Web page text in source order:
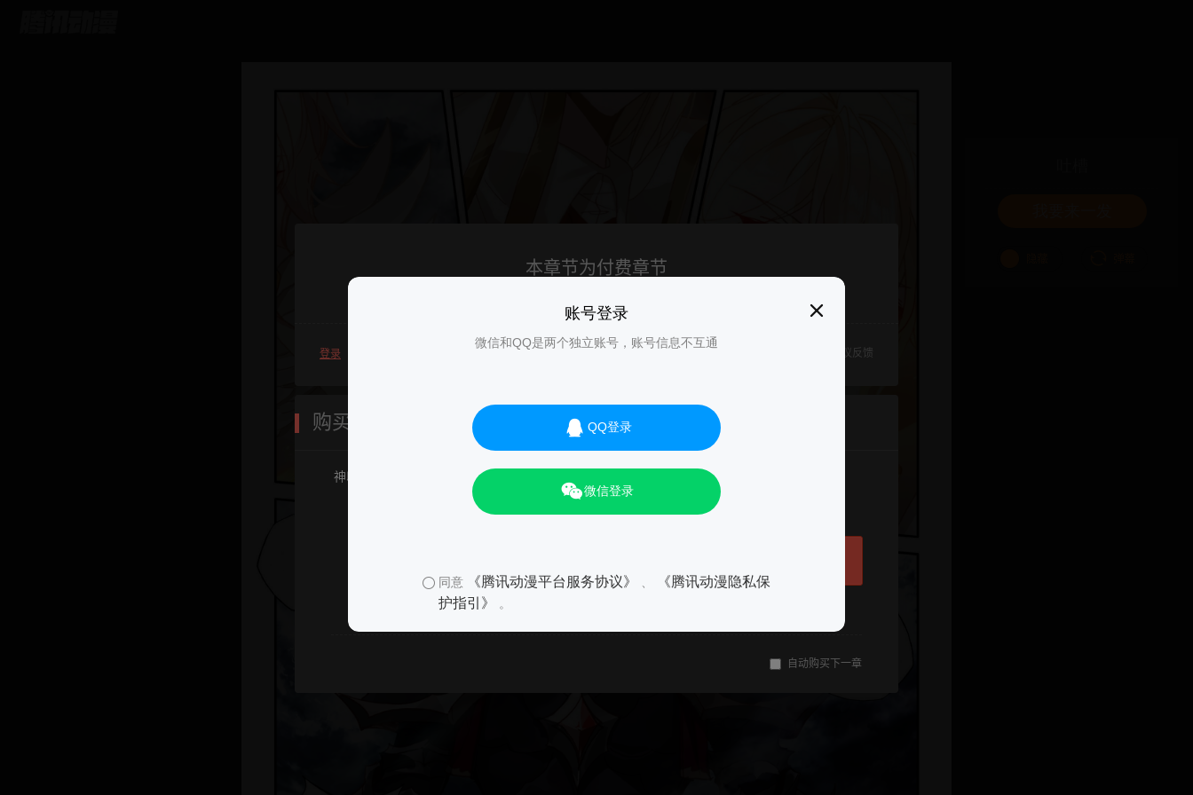
账号登录
微信和QQ是两个独立账号，账号信息不互通
QQ登录
微信登录
同意 《腾讯动漫平台服务协议》
《腾讯动漫隐私保
护指引》
。